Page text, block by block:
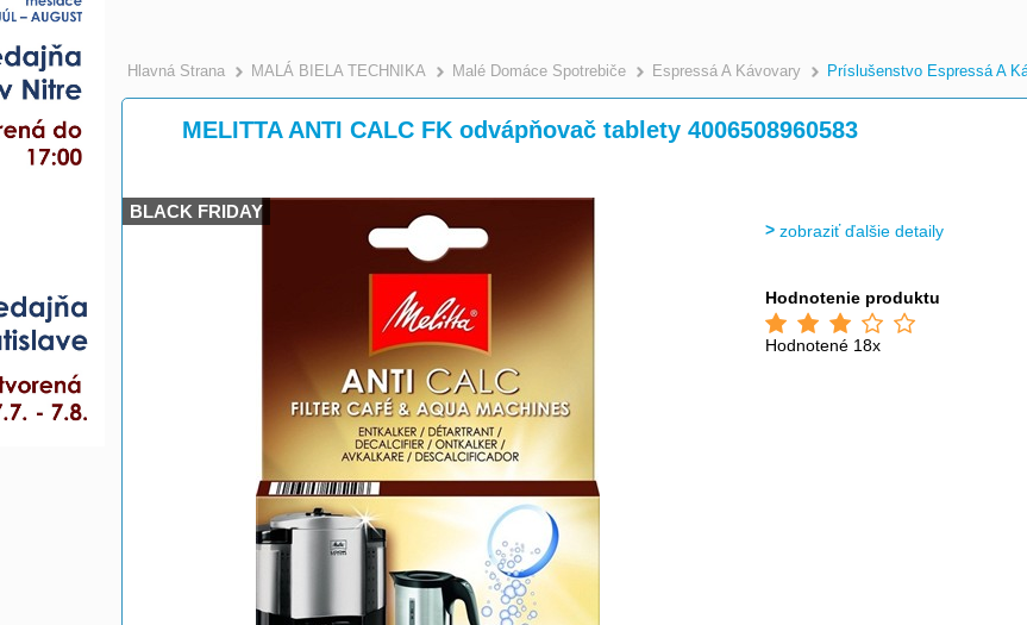
Hlavná Strana >
MALÁ BIELA TECHNIKA >
Malé Domáce Spotrebiče >
Espressá A Kávovary >
Príslušenstvo Espressá A
MELITTA ANTI CALC FK odvápňovač tablety 4006508960583
BLACK FRIDAY
zobraziť ďalšie detaily
Hodnotenie produktu
Hodnotené 18x